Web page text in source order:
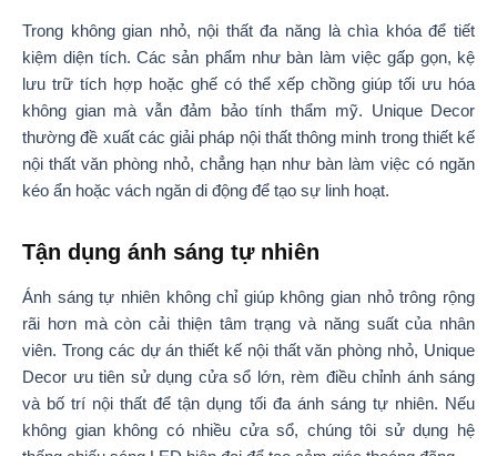
Trong không gian nhỏ, nội thất đa năng là chìa khóa để tiết
kiệm diện tích. Các sản phẩm như bàn làm việc gấp gọn, kệ
lưu trữ tích hợp hoặc ghế có thể xếp chồng giúp tối ưu hóa
không gian mà vẫn đảm bảo tính thẩm mỹ. Unique Decor
thường đề xuất các giải pháp nội thất thông minh trong thiết kế
nội thất văn phòng nhỏ, chẳng hạn như bàn làm việc có ngăn
kéo ẩn hoặc vách ngăn di động để tạo sự linh hoạt.
Tận dụng ánh sáng tự nhiên
Ánh sáng tự nhiên không chỉ giúp không gian nhỏ trông rộng
rãi hơn mà còn cải thiện tâm trạng và năng suất của nhân
viên. Trong các dự án thiết kế nội thất văn phòng nhỏ, Unique
Decor ưu tiên sử dụng cửa sổ lớn, rèm điều chỉnh ánh sáng
và bố trí nội thất để tận dụng tối đa ánh sáng tự nhiên. Nếu
không gian không có nhiều cửa sổ, chúng tôi sử dụng hệ